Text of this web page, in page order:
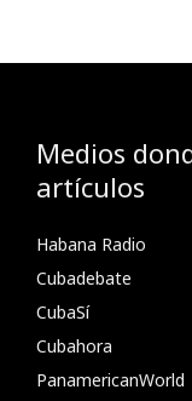
Medios
artículos
Habana Radio
Cubadebate
CubaSí
Cubahora
PanamericanWorld